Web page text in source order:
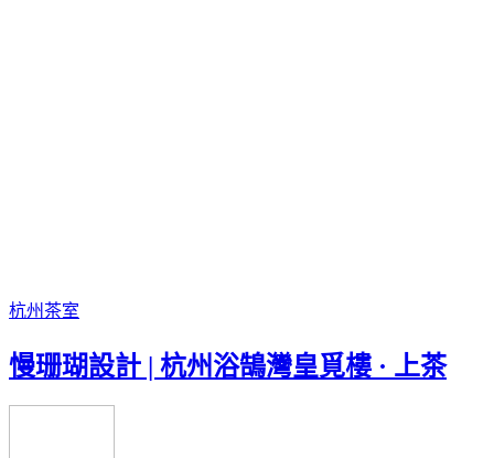
杭州茶室
慢珊瑚設計 | 杭州浴鵠灣皇覓樓 · 上茶